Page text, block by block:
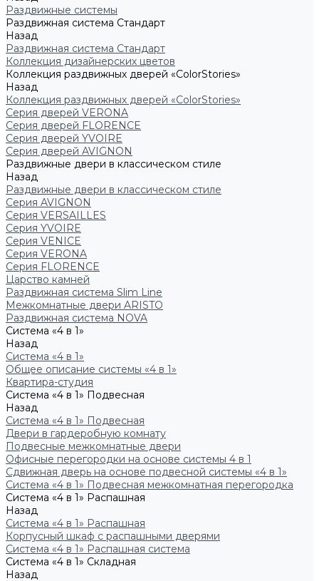
Раздвижные системы
Раздвижная система Стандарт
Назад
Раздвижная система Стандарт
Коллекция дизайнерских цветов
Коллекция раздвижных дверей «ColorStories»
Назад
Коллекция раздвижных дверей «ColorStories»
Серия дверей VERONA
Серия дверей FLORENCE
Серия дверей YVOIRE
Серия дверей AVIGNON
Раздвижные двери в классическом стиле
Назад
Раздвижные двери в классическом стиле
Серия AVIGNON
Серия VERSAILLES
Серия YVOIRE
Серия VENICE
Серия VERONA
Серия FLORENCE
Царство камней
Раздвижная система Slim Line
Межкомнатные двери ARISTO
Раздвижная система NOVA
Система «4 в 1»
Назад
Система «4 в 1»
Общее описание системы «4 в 1»
Квартира-студия
Система «4 в 1» Подвесная
Назад
Система «4 в 1» Подвесная
Двери в гардеробную комнату
Подвесные межкомнатные двери
Офисные перегородки на основе системы 4 в 1
Сдвижная дверь на основе подвесной системы «4 в 1»
Система «4 в 1» Подвесная межкомнатная перегородка
Система «4 в 1» Распашная
Назад
Система «4 в 1» Распашная
Корпусный шкаф с распашными дверями
Система «4 в 1» Распашная система
Система «4 в 1» Складная
Назад